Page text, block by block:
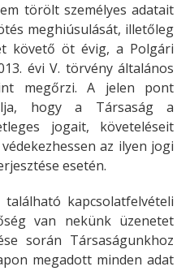
törölt személyes adatait
meghiúsulását, illetőleg
követő öt évig, a Polgári
évi V. törvény általános
megőrzi. A jelen pont
hogy a Társaság a
jogait, követeléseit
az ilyen jogi
esetén.
kapcsolatfelvételi
van nekünk üzenetet
során Társaságunkhoz
megadott minden adat